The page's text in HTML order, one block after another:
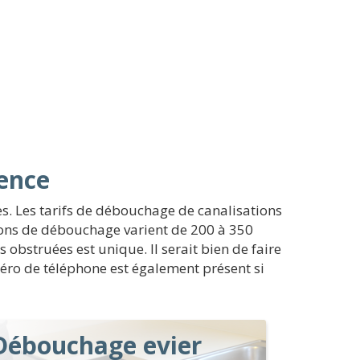
Les tarifs de débouchage de canalisations
de débouchage varient de 200 à 350
obstruées est unique. Il serait bien de faire
de téléphone est également présent si
evier